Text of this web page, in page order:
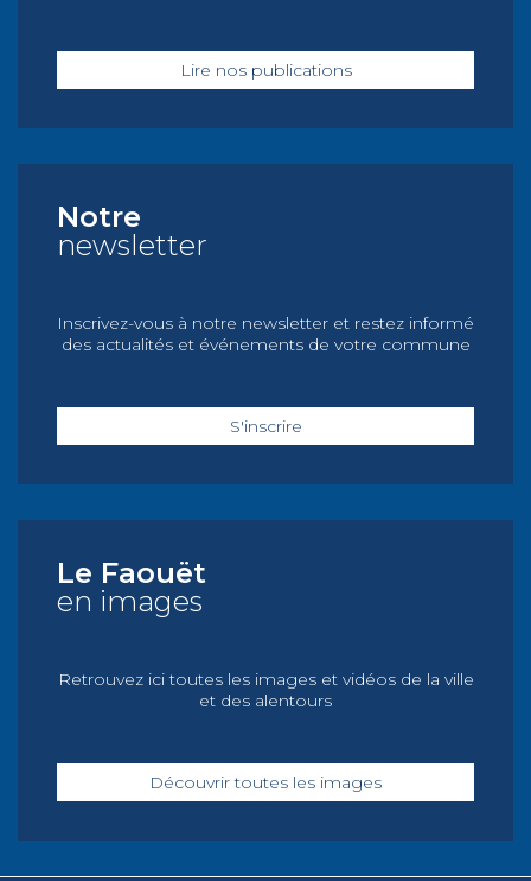
Lire nos publications
Notre
newsletter
Inscrivez-vous à notre newsletter et restez informé
des actualités et événements de votre commune
S'inscrire
Le Faouët
en images
Retrouvez ici toutes les images et vidéos de la ville
et des alentours
Découvrir toutes les images